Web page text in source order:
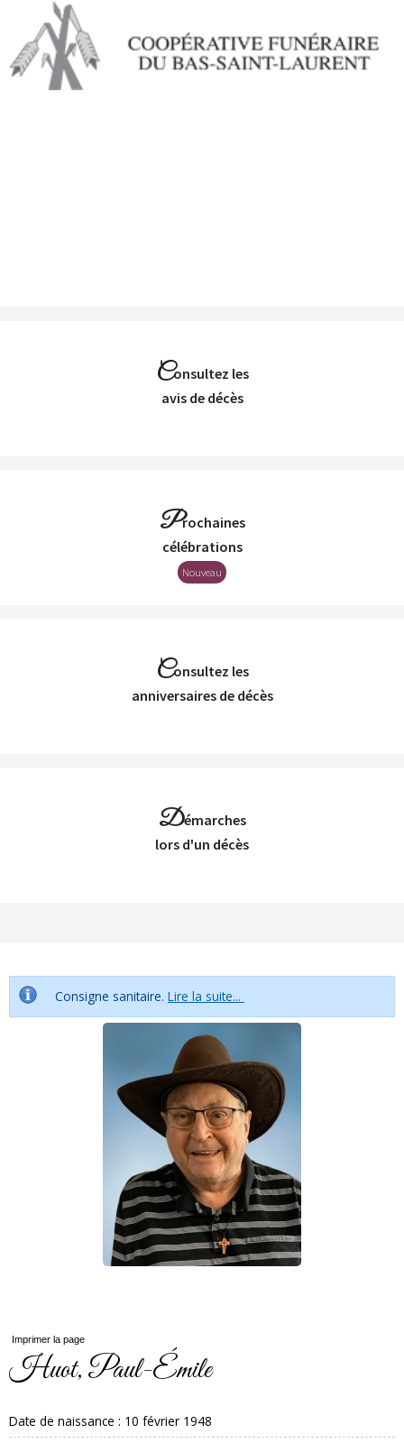
contenu
principal
Consultez les
Avis de décès
Prochaines
Célébrations
Nouveau
Consultez les
Anniversaires de décès
Démarches
Lors d'un décès
Consigne sanitaire. Lire la suite...
Imprimer la page
Huot, Paul-Émile
Date de naissance : 10 février 1948